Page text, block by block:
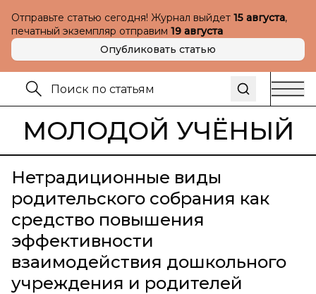
Отправьте статью сегодня! Журнал выйдет 15 августа,
печатный экземпляр отправим 19 августа
Опубликовать статью
МОЛОДОЙ УЧЁНЫЙ
Нетрадиционные виды
родительского собрания как
средство повышения
эффективности
взаимодействия дошкольного
учреждения и родителей